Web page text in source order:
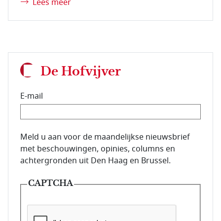
Lees meer
De Hofvijver
E-mail
E-mailadres van de abonnee.
Meld u aan voor de maandelijkse nieuwsbrief
met beschouwingen, opinies, columns en
achtergronden uit Den Haag en Brussel.
CAPTCHA